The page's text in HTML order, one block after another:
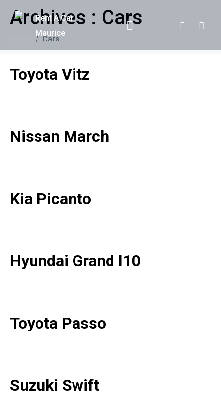
Archives : Cars
Cars
Toyota Vitz
Nissan March
Kia Picanto
Hyundai Grand I10
Toyota Passo
Suzuki Swift